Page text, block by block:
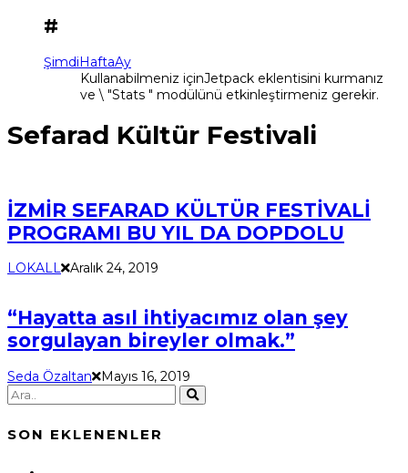
#
ŞimdiHaftaAy
Kullanabilmeniz içinJetpack eklentisini kurmanız
ve \ "Stats " modülünü etkinleştirmeniz gerekir.
Sefarad Kültür Festivali
İZMİR SEFARAD KÜLTÜR FESTİVALİ
PROGRAMI BU YIL DA DOPDOLU
LOKALL Aralık 24, 2019
“Hayatta asıl ihtiyacımız olan şey
sorgulayan bireyler olmak.”
Seda Özaltan Mayıs 16, 2019
SON EKLENENLER